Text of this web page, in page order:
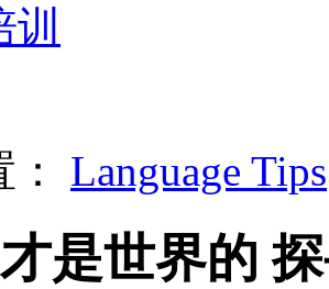
Language Tips
是世界的